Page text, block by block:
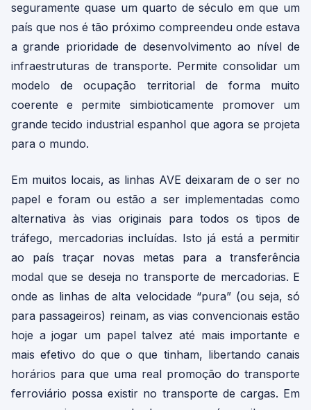
seguramente quase um quarto de século em que um
país que nos é tão próximo compreendeu onde estava
a grande prioridade de desenvolvimento ao nível de
infraestruturas de transporte. Permite consolidar um
modelo de ocupação territorial de forma muito
coerente e permite simbioticamente promover um
grande tecido industrial espanhol que agora se projeta
para o mundo.
Em muitos locais, as linhas AVE deixaram de o ser no
papel e foram ou estão a ser implementadas como
alternativa às vias originais para todos os tipos de
tráfego, mercadorias incluídas. Isto já está a permitir
ao país traçar novas metas para a transferência
modal que se deseja no transporte de mercadorias. E
onde as linhas de alta velocidade “pura” (ou seja, só
para passageiros) reinam, as vias convencionais estão
hoje a jogar um papel talvez até mais importante e
mais efetivo do que o que tinham, libertando canais
horários para que uma real promoção do transporte
ferroviário possa existir no transporte de cargas. Em